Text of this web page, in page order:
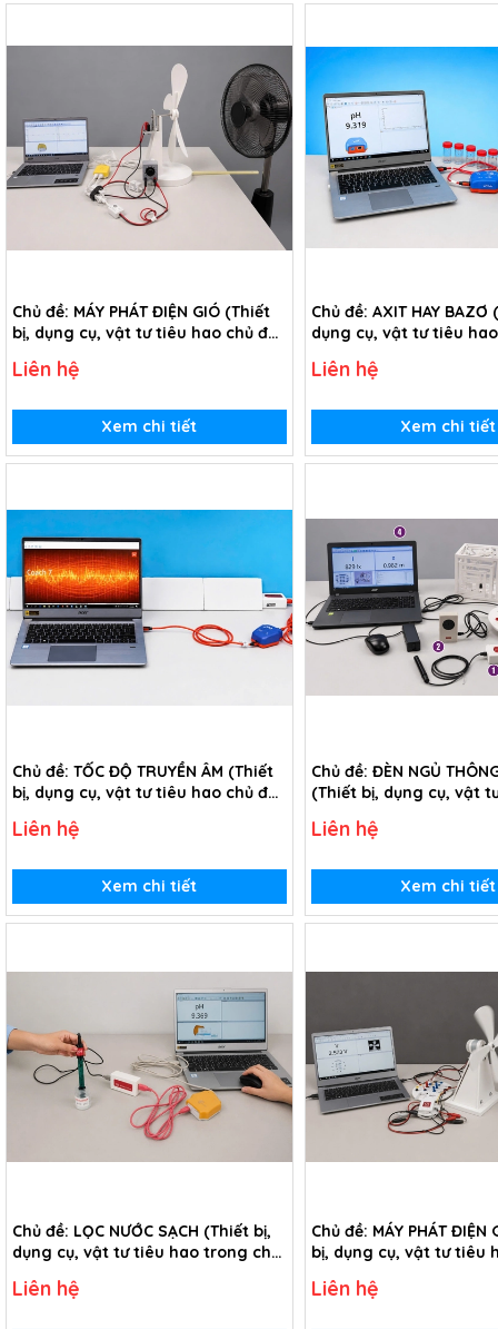
Chủ đề: MÁY PHÁT ĐIỆN GIÓ (Thiết
bị, dụng cụ, vật tư tiêu hao chủ đề
Liên hệ
Xem chi tiết
Chủ đề: AXIT HAY
dụng cụ, vật tư tiêu
Liên hệ
Xem chi tiết
Chủ đề: TỐC ĐỘ TRUYỀN ÂM (Thiết
bị, dụng cụ, vật tư tiêu hao chủ đề
Liên hệ
Xem chi tiết
Chủ đề: ĐÈN NGỦ
(Thiết bị, dụng cụ, vật
9)
Liên hệ
Xem chi tiết
Chủ đề: LỌC NƯỚC SẠCH (Thiết bị,
dụng cụ, vật tư tiêu hao trong chủ
Liên hệ
Chủ đề: MÁY PHÁT ĐIỆN
bị, dụng cụ, vật tư tiêu
Liên hệ